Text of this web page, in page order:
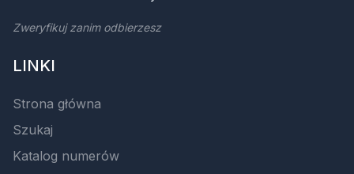
Zweryfikuj zanim odbierzesz
LINKI
Strona główna
Szukaj
Katalog numerów